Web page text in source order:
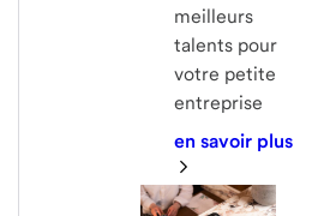
meilleurs
talents pour
votre petite
entreprise
en savoir plus